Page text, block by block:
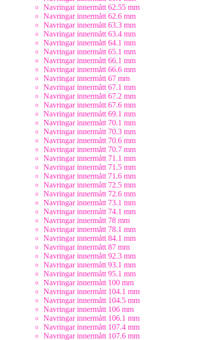
Navringar innermått 62.55 mm
Navringar innermått 62.6 mm
Navringar innermått 63.3 mm
Navringar innermått 63.4 mm
Navringar innermått 64.1 mm
Navringar innermått 65.1 mm
Navringar innermått 66.1 mm
Navringar innermått 66.6 mm
Navringar innermått 67 mm
Navringar innermått 67.1 mm
Navringar innermått 67.2 mm
Navringar innermått 67.6 mm
Navringar innermått 69.1 mm
Navringar innermått 70.1 mm
Navringar innermått 70.3 mm
Navringar innermått 70.6 mm
Navringar innermått 70.7 mm
Navringar innermått 71.1 mm
Navringar innermått 71.5 mm
Navringar innermått 71.6 mm
Navringar innermått 72.5 mm
Navringar innermått 72.6 mm
Navringar innermått 73.1 mm
Navringar innermått 74.1 mm
Navringar innermått 78 mm
Navringar innermått 78.1 mm
Navringar innermått 84.1 mm
Navringar innermått 87 mm
Navringar innermått 92.3 mm
Navringar innermått 93.1 mm
Navringar innermått 95.1 mm
Navringar innermått 100 mm
Navringar innermått 104.1 mm
Navringar innermått 104.5 mm
Navringar innermått 106 mm
Navringar innermått 106.1 mm
Navringar innermått 107.4 mm
Navringar innermått 107.6 mm